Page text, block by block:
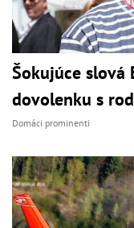
Šokujúce slová
dovolenku s
Domáci prominenti